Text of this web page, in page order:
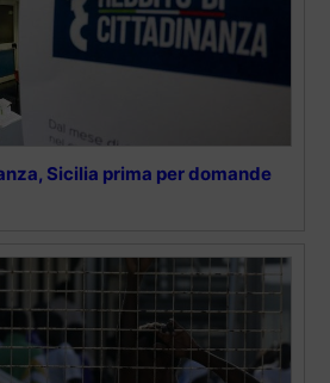
Sicilia prima per domande